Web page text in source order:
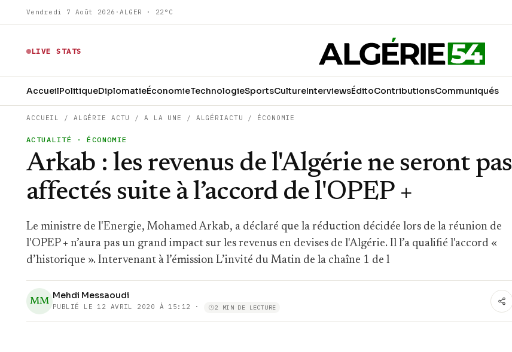
Vendredi 7 Août 2026 ·ALGER · 22°C
LIVE STATS
AccueilPolitiqueDiplomatieÉconomieTechnologieSportsCultureInterviewsÉditoContributionsCommuniqués
ACCUEIL / ALGÉRIE ACTU /A LA UNE / ALGÉRIACTU / ÉCONOMIE
ACTUALITÉ · ÉCONOMIE
Arkab : les revenus de l'Algérie ne seront pas
affectés suite à l’accord de l'OPEP +
Le ministre de l'Energie, Mohamed Arkab, a déclaré que la réduction décidée lors de la réunion de
l'OPEP + n’aura pas un grand impact sur les revenus en devises de l'Algérie. Il l’a qualifié l'accord «
d’historique ». Intervenant à l’émission L’invité du Matin de la chaîne 1 de l
MM
Mehdi Messaoudi
PUBLIÉ LE 12 AVRIL 2020 À 15:12 · 2 MIN DE LECTURE